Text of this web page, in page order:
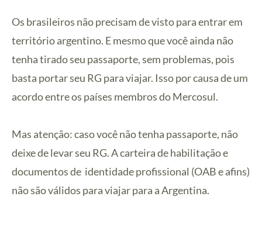
Os brasileiros não precisam de visto para entrar em
território argentino. E mesmo que você ainda não
tenha tirado seu passaporte, sem problemas, pois
basta portar seu RG para viajar. Isso por causa de um
acordo entre os países membros do Mercosul.
Mas atenção: caso você não tenha passaporte, não
deixe de levar seu RG. A carteira de habilitação e
documentos de identidade profissional (OAB e afins)
não são válidos para viajar para a Argentina.